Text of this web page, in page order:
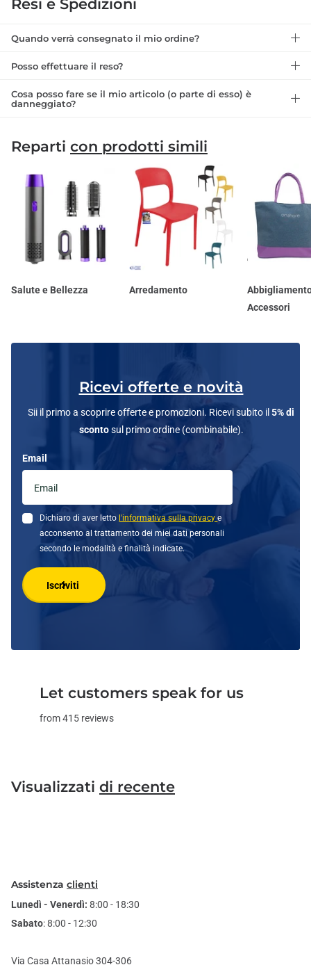
Resi e Spedizioni
Quando verrà consegnato il mio ordine?
Posso effettuare il reso?
Cosa posso fare se il mio articolo (o parte di esso) è
danneggiato?
Reparti con prodotti simili
Salute e Bellezza Arredamento
Accessori
Ricevi offerte e novità
Sii il primo a scoprire offerte e promozioni. Ricevi subito il 5% di
scontosul primo ordine (combinabile).
Email
Dichiaro di aver letto l'informativa sulla privacye
acconsento al trattamento dei miei dati personali
secondo le modalità e finalità indicate.
Iscriviti
Let customers speak for us
from 415 reviews
Visualizzati di recente
Assistenza clienti
Lunedì - Venerdì: 8:00 - 18:30
Sabato: 8:00 - 12:30
Via Casa Attanasio 304-306